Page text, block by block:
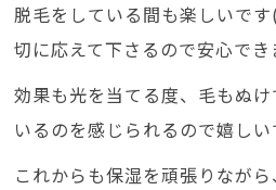
脱毛をしている間も楽しいで
切に応えて下さるので安心でき
効果も光を当てる度、毛もぬ
いるのを感じられるので嬉し
これからも保湿を頑張りなが